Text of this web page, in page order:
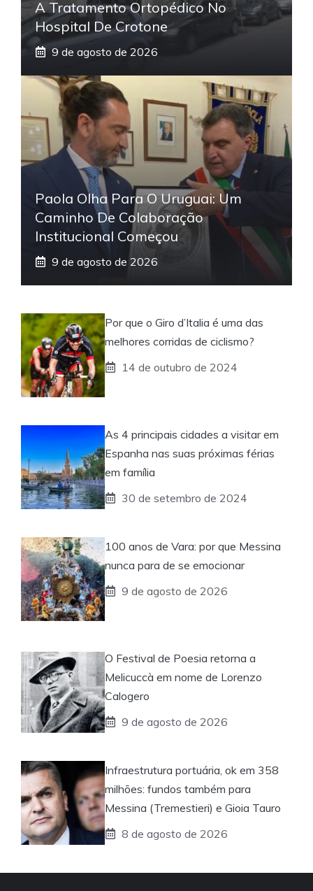
A Tratamento Ortopédico No
Hospital De Crotone
9 de agosto de 2026
Paola Olha Para O Uruguai: Um
Caminho De Colaboração
Institucional Começou
9 de agosto de 2026
Por que o Giro d’Italia é uma das
melhores corridas de ciclismo?
14 de outubro de 2024
As 4 principais cidades a visitar em
Espanha nas suas próximas férias
em família
30 de setembro de 2024
100 anos de Vara: por que Messina
nunca para de se emocionar
9 de agosto de 2026
O Festival de Poesia retorna a
Melicuccà em nome de Lorenzo
Calogero
9 de agosto de 2026
Infraestrutura portuária, ok em 358
milhões: fundos também para
Messina (Tremestieri) e Gioia Tauro
8 de agosto de 2026